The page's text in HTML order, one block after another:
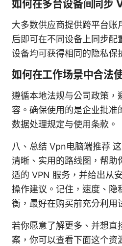
如何在多台设备间同步
大多数供应商提供跨平台账
后即可在不同设备上同步配
设备均可获得相同的隐私保
如何在工作场景中合法
遵循本地法规与公司政策，
容。确保使用的是企业批准
数据处理规定与使用条款。
八、总结 Vpn电脑端推荐
清晰、实用的路线图，帮助
适的 VPN 服务，并给出从
操作建议。记住，速度、隐
衡，最好在购买前充分利用
若你愿意了解更多、并想直
案，你可以查看下面这个资